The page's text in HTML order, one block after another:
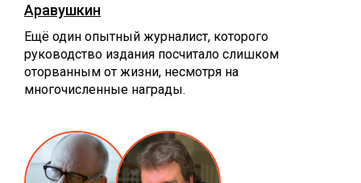
Аравушкин
Ещё один опытный журналист, которого
руководство издания посчитало слишком
оторванным от жизни, несмотря на
многочисленные награды.